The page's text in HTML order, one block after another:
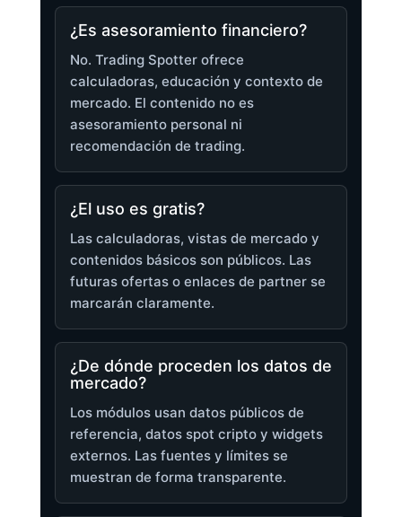
¿Es asesoramiento financiero?
No. Trading Spotter ofrece
calculadoras, educación y contexto de
mercado. El contenido no es
asesoramiento personal ni
recomendación de trading.
¿El uso es gratis?
Las calculadoras, vistas de mercado y
contenidos básicos son públicos. Las
futuras ofertas o enlaces de partner se
marcarán claramente.
¿De dónde proceden los datos de
mercado?
Los módulos usan datos públicos de
referencia, datos spot cripto y widgets
externos. Las fuentes y límites se
muestran de forma transparente.